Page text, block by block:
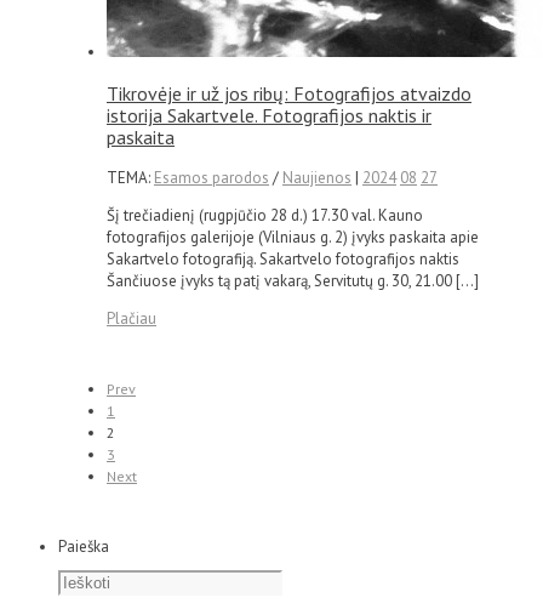
Tikrovėje ir už jos ribų: Fotografijos atvaizdo
istorija Sakartvele. Fotografijos naktis ir
paskaita
TEMA: Esamos parodos / Naujienos | 2024 08 27
Šį trečiadienį (rugpjūčio 28 d.) 17.30 val. Kauno
fotografijos galerijoje (Vilniaus g. 2) įvyks paskaita apie
Sakartvelo fotografiją. Sakartvelo fotografijos naktis
Šančiuose įvyks tą patį vakarą, Servitutų g. 30, 21.00 […]
Plačiau
Prev
1
2
3
Next
Paieška